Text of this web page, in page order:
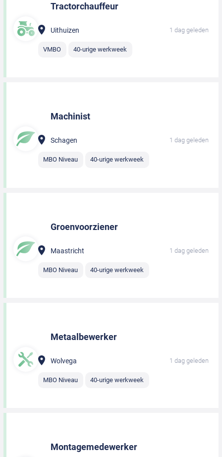
Tractorchauffeur
Uithuizen 1 dag geleden
VMBO 40-urige werkweek
Machinist
Schagen 1 dag geleden
MBO Niveau 40-urige werkweek
Groenvoorziener
Maastricht 1 dag geleden
MBO Niveau 40-urige werkweek
Metaalbewerker
Wolvega 1 dag geleden
MBO Niveau 40-urige werkweek
Montagemedewerker